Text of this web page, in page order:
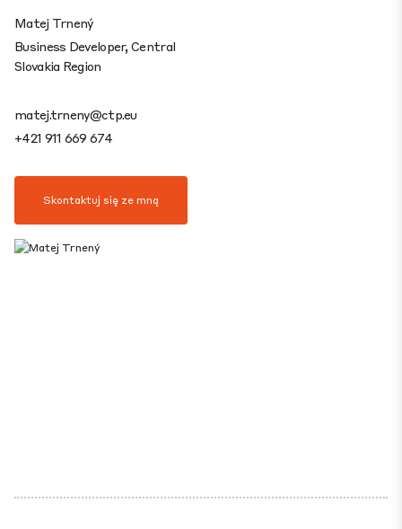
Matej Trnený
Business Developer, Central
Slovakia Region
matej.trneny@ctp.eu
+421 911 669 674
Skontaktuj się ze mną